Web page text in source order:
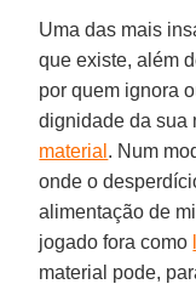
Uma das mais
que existe, além
por quem ignora
dignidade da sua
material . Num
onde o
alimentação de
jogado fora como
material pode,